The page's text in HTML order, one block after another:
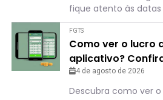
fique atento às
FGTS
Como ver o lucro
aplicativo?
4 de agosto de 2026
Descubra como ver o